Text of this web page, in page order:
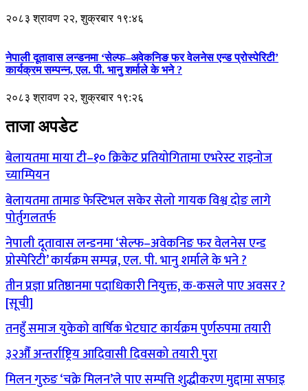
२०८३ श्रावण २२, शुक्रबार १९:४६
नेपाली दूतावास लन्डनमा ‘सेल्फ–अवेकनिङ फर वेलनेस एन्ड प्रोस्पेरिटी’
कार्यक्रम सम्पन्न, एल. पी. भानु शर्माले के भने ?
२०८३ श्रावण २२, शुक्रबार १९:२६
ताजा अपडेट
बेलायतमा माया टी–१० क्रिकेट प्रतियोगितामा एभरेस्ट राइनोज
च्याम्पियन
बेलायतमा तामाङ फेस्टिभल सकेर सेलो गायक विश्व दोङ लागे
पोर्तुगलतर्फ
नेपाली दूतावास लन्डनमा ‘सेल्फ–अवेकनिङ फर वेलनेस एन्ड
प्रोस्पेरिटी’ कार्यक्रम सम्पन्न, एल. पी. भानु शर्माले के भने ?
तीन प्रज्ञा प्रतिष्ठानमा पदाधिकारी नियुक्त, क-कसले पाए अवसर ?
[सूची]
तनहुँ समाज युकेको वार्षिक भेटघाट कार्यक्रम पुर्णरुपमा तयारी
३२औँ अन्तर्राष्ट्रिय आदिवासी दिवसको तयारी पुरा
मिलन गुरुङ ‘चक्रे मिलन’ले पाए सम्पत्ति शुद्धीकरण मुद्दामा सफाइ